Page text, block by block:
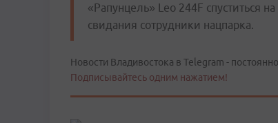
«Рапунцель» Leo 244F спуститься
свидания сотрудники нацпарка.
Новости Владивостока в Telegram -
Подписывайтесь одним нажатием!